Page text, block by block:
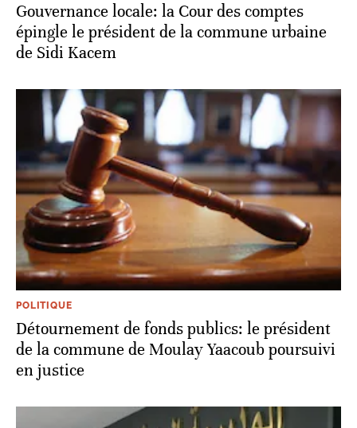
Gouvernance locale: la Cour des comptes
épingle le président de la commune urbaine
de Sidi Kacem
POLITIQUE
Détournement de fonds publics: le président
de la commune de Moulay Yaacoub poursuivi
en justice